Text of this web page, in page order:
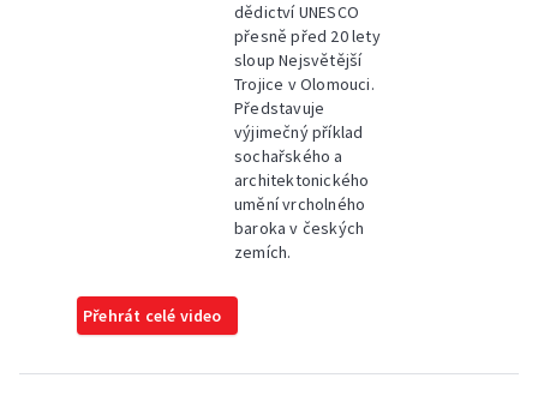
dědictví UNESCO
přesně před 20 lety
sloup Nejsvětější
Trojice v Olomouci.
Představuje
výjimečný příklad
sochařského a
architektonického
umění vrcholného
baroka v českých
zemích.
Přehrát celé video